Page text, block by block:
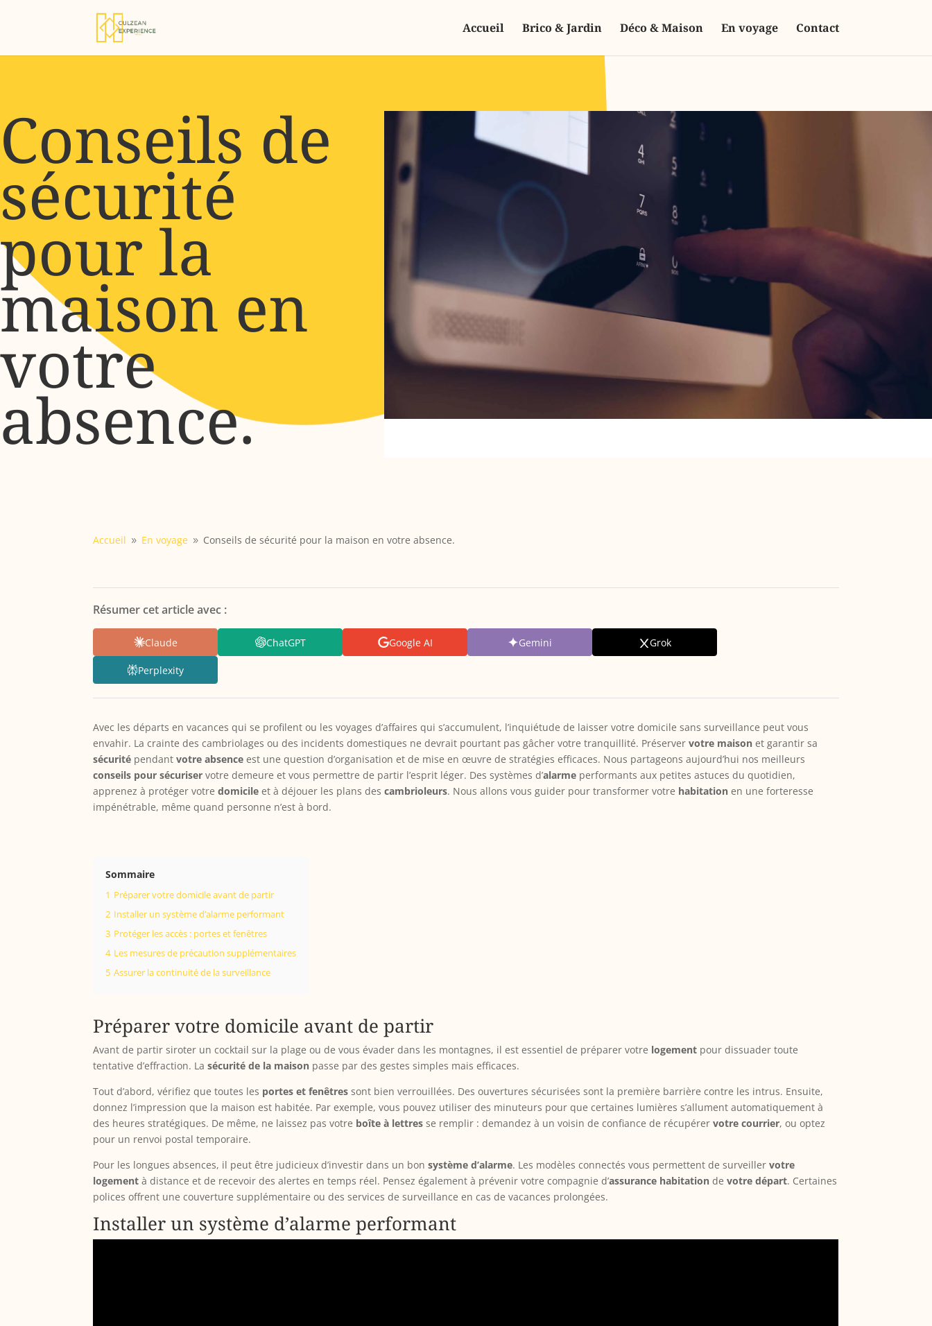
Accueil Brico & Jardin Déco & Maison En voyage Contact
Conseils de
sécurité
pour la
maison en
votre
absence.
Accueil 9 En voyage 9 Conseils de sécurité pour la maison en votre absence.
Résumer cet article avec :
Claude ChatGPT Google AI Gemini Grok
Perplexity
Avec les départs en vacances qui se profilent ou les voyages d’affaires qui s’accumulent, l’inquiétude de laisser votre domicile sans surveillance peut vous
envahir. La crainte des cambriolages ou des incidents domestiques ne devrait pourtant pas gâcher votre tranquillité. Préservervotre maison et garantir sa
sécurité pendantvotre absence est une question d’organisation et de mise en œuvre de stratégies efficaces. Nous partageons aujourd’hui nos meilleurs
conseils pour sécuriser votre demeure et vous permettre de partir l’esprit léger. Des systèmes d’alarme performants aux petites astuces du quotidien,
apprenez à protéger votredomicile et à déjouer les plans descambrioleurs. Nous allons vous guider pour transformer votre habitation en une forteresse
impénétrable, même quand personne n’est à bord.
Sommaire
1 Préparer votre domicile avant de partir
2 Installer un système d’alarme performant
3 Protéger les accès : portes et fenêtres
4 Les mesures de précaution supplémentaires
5 Assurer la continuité de la surveillance
Préparer votre domicile avant de partir
Avant de partir siroter un cocktail sur la plage ou de vous évader dans les montagnes, il est essentiel de préparer votre logement pour dissuader toute
tentative d’effraction. Lasécurité de la maison passe par des gestes simples mais efficaces.
Tout d’abord, vérifiez que toutes les portes et fenêtres sont bien verrouillées. Des ouvertures sécurisées sont la première barrière contre les intrus. Ensuite,
donnez l’impression que la maison est habitée. Par exemple, vous pouvez utiliser des minuteurs pour que certaines lumières s’allument automatiquement à
des heures stratégiques. De même, ne laissez pas votre boîte à lettres se remplir : demandez à un voisin de confiance de récupérervotre courrier, ou optez
pour un renvoi postal temporaire.
Pour les longues absences, il peut être judicieux d’investir dans un bonsystème d’alarme. Les modèles connectés vous permettent de surveillervotre
logement à distance et de recevoir des alertes en temps réel. Pensez également à prévenir votre compagnie d’assurance habitation devotre départ. Certaines
polices offrent une couverture supplémentaire ou des services de surveillance en cas de vacances prolongées.
Installer un système d’alarme performant